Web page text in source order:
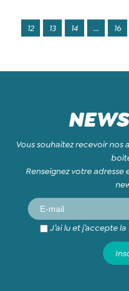
12 13 14 ... 16
Vous souhaitez recevoir
Renseignez votre
J’ai lu et j’accepte la